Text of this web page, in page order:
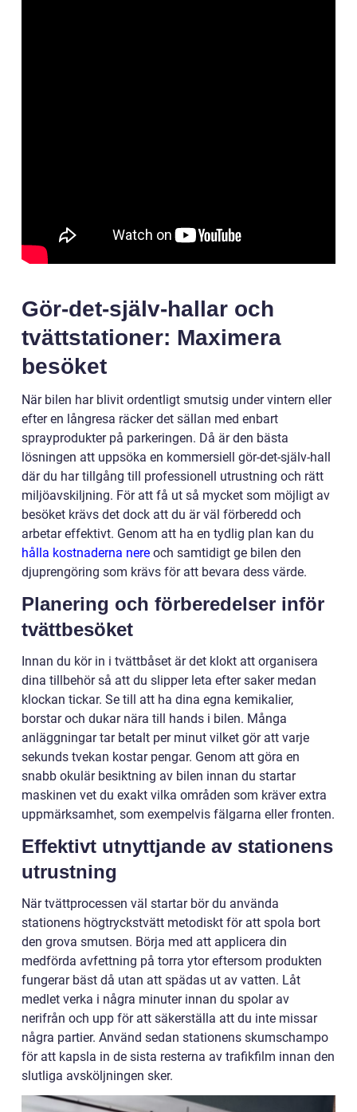
Gör-det-själv-hallar och
tvättstationer: Maximera
besöket
När bilen har blivit ordentligt smutsig under vintern eller
efter en långresa räcker det sällan med enbart
sprayprodukter på parkeringen. Då är den bästa
lösningen att uppsöka en kommersiell gör-det-själv-hall
där du har tillgång till professionell utrustning och rätt
miljöavskiljning. För att få ut så mycket som möjligt av
besöket krävs det dock att du är väl förberedd och
arbetar effektivt. Genom att ha en tydlig plan kan du
hålla kostnaderna nere och samtidigt ge bilen den
djuprengöring som krävs för att bevara dess värde.
Planering och förberedelser inför
tvättbesöket
Innan du kör in i tvättbåset är det klokt att organisera
dina tillbehör så att du slipper leta efter saker medan
klockan tickar. Se till att ha dina egna kemikalier,
borstar och dukar nära till hands i bilen. Många
anläggningar tar betalt per minut vilket gör att varje
sekunds tvekan kostar pengar. Genom att göra en
snabb okulär besiktning av bilen innan du startar
maskinen vet du exakt vilka områden som kräver extra
uppmärksamhet, som exempelvis fälgarna eller fronten.
Effektivt utnyttjande av stationens
utrustning
När tvättprocessen väl startar bör du använda
stationens högtryckstvätt metodiskt för att spola bort
den grova smutsen. Börja med att applicera din
medförda avfettning på torra ytor eftersom produkten
fungerar bäst då utan att spädas ut av vatten. Låt
medlet verka i några minuter innan du spolar av
nerifrån och upp för att säkerställa att du inte missar
några partier. Använd sedan stationens skumschampo
för att kapsla in de sista resterna av trafikfilm innan den
slutliga avsköljningen sker.